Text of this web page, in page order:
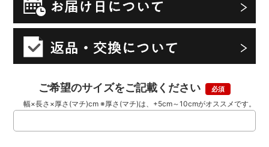
ご希望のサイズをご記載ください
幅×長さ×厚さ(マチ)cm ※厚さ(マチ)は、+5cm～10cmがオススメです。